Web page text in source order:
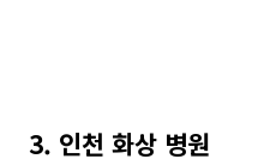
3. 인천 화상 병원